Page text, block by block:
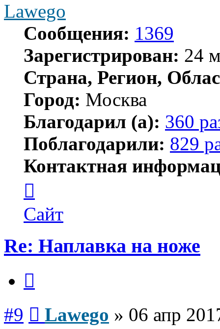
Lawego
Сообщения: 1369
Зарегистрирован: 24
Страна, Регион,
Город: Москва
Благодарил (а): 360
Поблагодарили: 829
Контактная
пользователя
Lawego
Сайт
Re: Наплавка на ноже
#9 Lawego » 06 апр